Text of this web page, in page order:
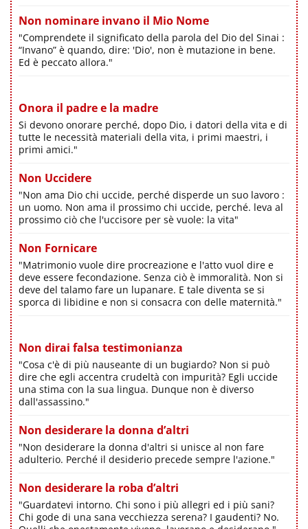
Non nominare invano il Mio Nome
"Comprendete il significato della parola del Dio del Sinai :
“Invano” è quando, dire: 'Dio', non è mutazione in bene.
Ed è peccato allora."
Onora il padre e la madre
Si devono onorare perché, dopo Dio, i datori della vita e di
tutte le necessità materiali della vita, i primi maestri, i
primi amici."
Non Uccidere
"Non ama Dio chi uccide, perché disperde un suo lavoro :
un uomo. Non ama il prossimo chi uccide, perché. leva al
prossimo ciò che l'uccisore per sè vuole: la vita"
Non Fornicare
"Matrimonio vuole dire procreazione e l'atto vuol dire e
deve essere fecondazione. Senza ciò è immoralità. Non si
deve del talamo fare un lupanare. E tale diventa se si
sporca di libidine e non si consacra con delle maternità."
Non dirai falsa testimonianza
"Cosa c'è di più nauseante di un bugiardo? Non si può
dire che egli accentra crudeltà con impurità? Egli uccide
una stima con la sua lingua. Dunque non è diverso
dall'assassino."
Non desiderare la donna d’altri
"Non desiderare la donna d'altri si unisce al non fare
adulterio. Perché il desiderio precede sempre l'azione."
Non desiderare la roba d’altri
"Guardatevi intorno. Chi sono i più allegri ed i più sani?
Chi gode di una sana vecchiezza serena? I gaudenti? No.